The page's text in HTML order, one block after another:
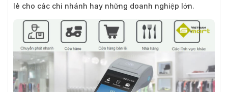
lẻ cho các chi nhánh hay những doanh nghiệp lớn.